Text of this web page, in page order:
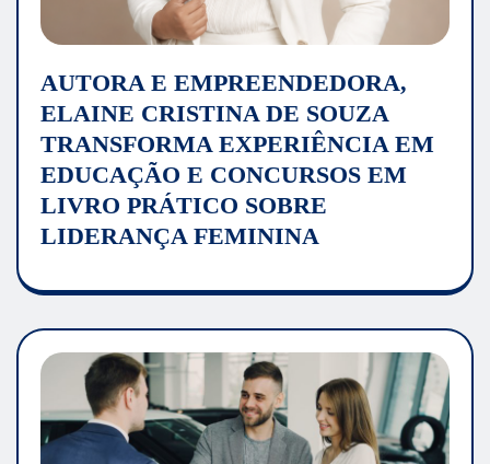
AUTORA E EMPREENDEDORA,
ELAINE CRISTINA DE SOUZA
TRANSFORMA EXPERIÊNCIA EM
EDUCAÇÃO E CONCURSOS EM
LIVRO PRÁTICO SOBRE
LIDERANÇA FEMININA